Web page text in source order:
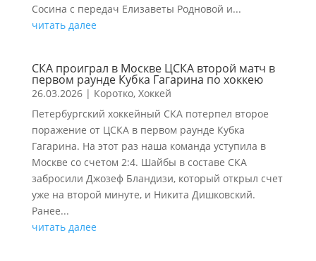
Сосина с передач Елизаветы Родновой и...
читать далее
СКА проиграл в Москве ЦСКА второй матч в
первом раунде Кубка Гагарина по хоккею
26.03.2026| Коротко, Хоккей
Петербургский хоккейный СКА потерпел второе
поражение от ЦСКА в первом раунде Кубка
Гагарина. На этот раз наша команда уступила в
Москве со счетом 2:4. Шайбы в составе СКА
забросили Джозеф Бландизи, который открыл счет
уже на второй минуте, и Никита Дишковский.
Ранее...
читать далее